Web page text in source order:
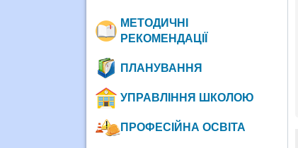
МЕТОДИЧНІ
РЕКОМЕНДАЦІЇ
ПЛАНУВАННЯ
УПРАВЛІННЯ ШКОЛОЮ
ПРОФЕСІЙНА ОСВІТА